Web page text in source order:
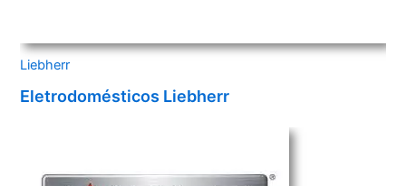
Liebherr
Eletrodomésticos Liebherr